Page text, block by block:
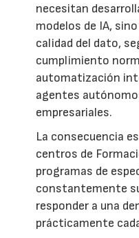
necesitan
modelos de IA,
calidad del dato,
cumplimiento
automatización
agentes
empresariales.
La consecuencia
centros de
programas de
constantemente
responder a una
prácticamente